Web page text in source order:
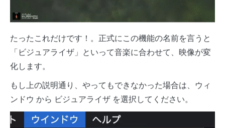
たったこれだけです！。正式にこの機能の名前を言うと
「ビジュアライザ」といって音楽に合わせて、映像が変
化します。
もし上の説明通り、やってもできなかった場合は、ウィ
ンドウ から ビジュアライザ を選択してください。